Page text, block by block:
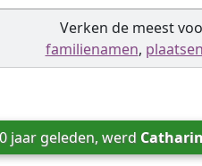
Verken de meest
familienamen, plaatsen
jaar geleden, werd